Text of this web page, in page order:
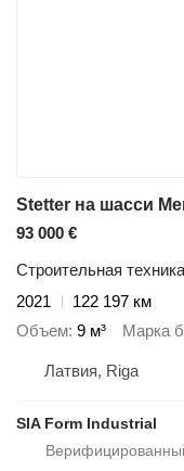
Stetter на шасси
93 000 €
Строительная
2021
122 197 км
Объем 9 м³ Марка
Латвия, Riga
SIA Form Industrial